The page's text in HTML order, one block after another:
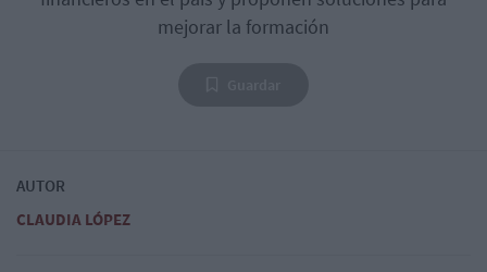
mejorar la formación
AUTOR
CLAUDIA LÓPEZ